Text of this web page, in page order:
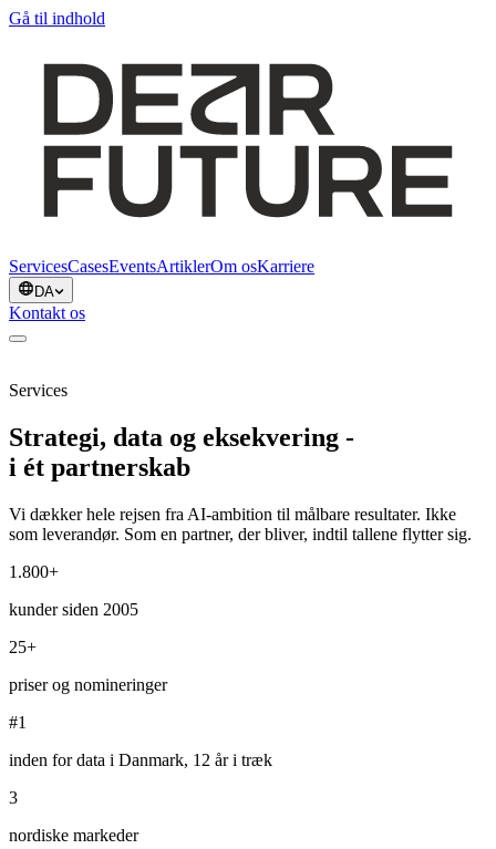
Gå til indhold
ServicesCasesEventsArtiklerOm osKarriere
DA
Kontakt os
Services
Strategi, data og eksekvering -
i ét partnerskab
Vi dækker hele rejsen fra AI-ambition til målbare resultater. Ikke
som leverandør. Som en partner, der bliver, indtil tallene flytter sig.
1.800+
kunder siden 2005
25+
priser og nomineringer
#1
inden for data i Danmark, 12 år i træk
3
nordiske markeder